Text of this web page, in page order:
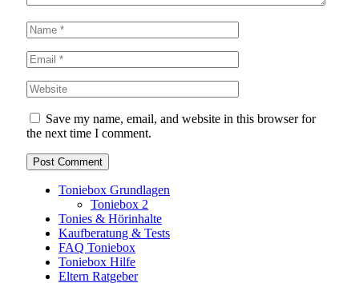
Save my name, email, and website in this browser for
the next time I comment.
Toniebox Grundlagen
Toniebox 2
Tonies & Hörinhalte
Kaufberatung & Tests
FAQ Toniebox
Toniebox Hilfe
Eltern Ratgeber